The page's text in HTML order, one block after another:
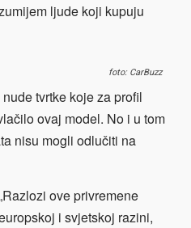
ljude koji kupuju
foto: CarBuzz
tvrtke koje za profil
ovaj model. No i u tom
nisu mogli odlučiti na
ove privremene
i svjetskoj razini,